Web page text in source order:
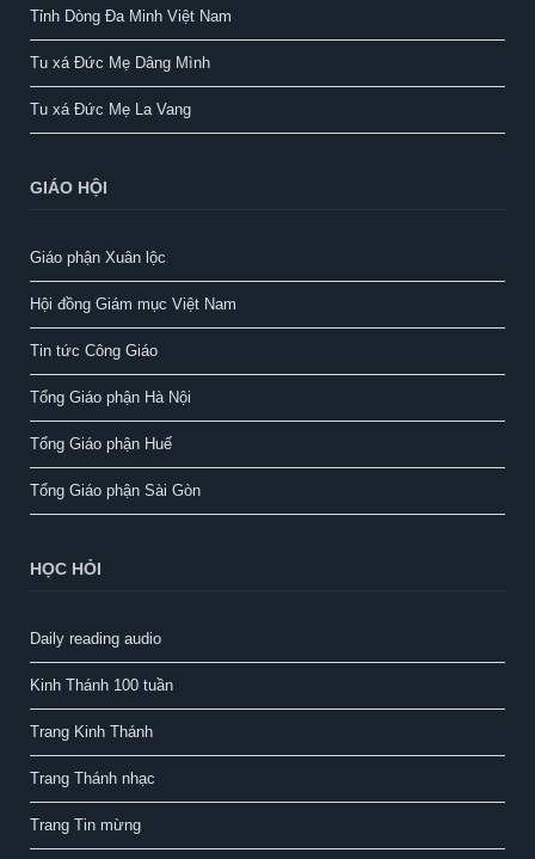
Tỉnh Dòng Đa Minh Việt Nam
Tu xá Đức Mẹ Dâng Mình
Tu xá Đức Mẹ La Vang
GIÁO HỘI
Giáo phận Xuân lộc
Hội đồng Giám mục Việt Nam
Tin tức Công Giáo
Tổng Giáo phận Hà Nội
Tổng Giáo phận Huế
Tổng Giáo phận Sài Gòn
HỌC HỎI
Daily reading audio
Kinh Thánh 100 tuần
Trang Kinh Thánh
Trang Thánh nhạc
Trang Tin mừng